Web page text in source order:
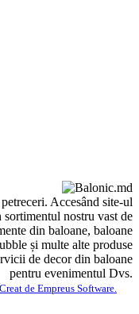
Accesând site-ul
nostru vast de
din baloane, baloane
și multe alte produse
de decor din baloane
pentru evenimentul Dvs.
Creat de Empreus Software.